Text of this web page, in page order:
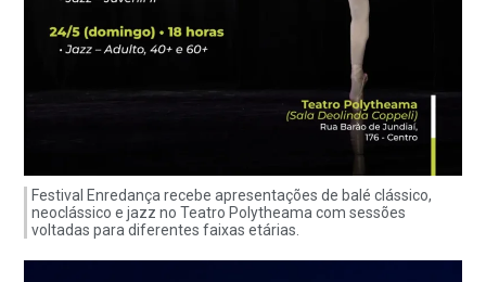
Festival Enredança recebe apresentações de balé clássico,
neoclássico e jazz no Teatro Polytheama com sessões
voltadas para diferentes faixas etárias.